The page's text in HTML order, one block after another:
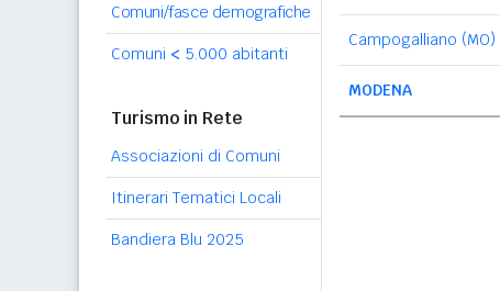
Comuni/fasce demografiche
Comuni < 5.000 abitanti
Turismo in Rete
Associazioni di Comuni
Itinerari Tematici Locali
Bandiera Blu 2025
Campogalliano (MO)
MODENA